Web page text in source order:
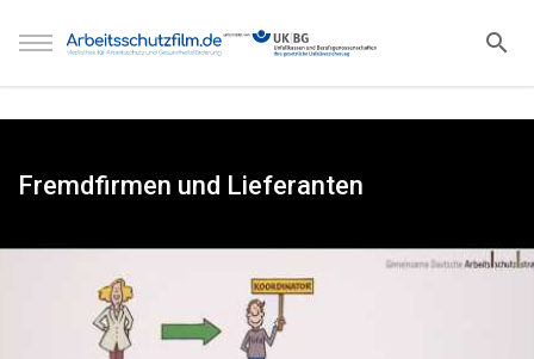
Fremdfirmen und Lieferanten